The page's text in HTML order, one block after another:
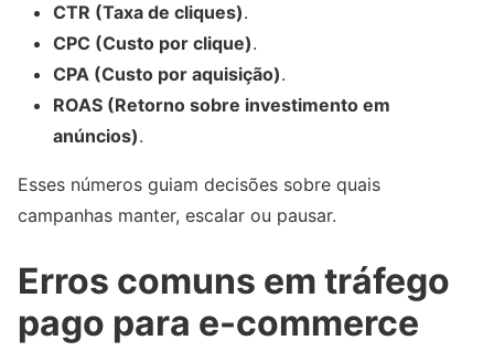
CTR (Taxa de cliques).
CPC (Custo por clique).
CPA (Custo por aquisição).
ROAS (Retorno sobre investimento em
anúncios).
Esses números guiam decisões sobre quais
campanhas manter, escalar ou pausar.
Erros comuns em tráfego
pago para e-commerce